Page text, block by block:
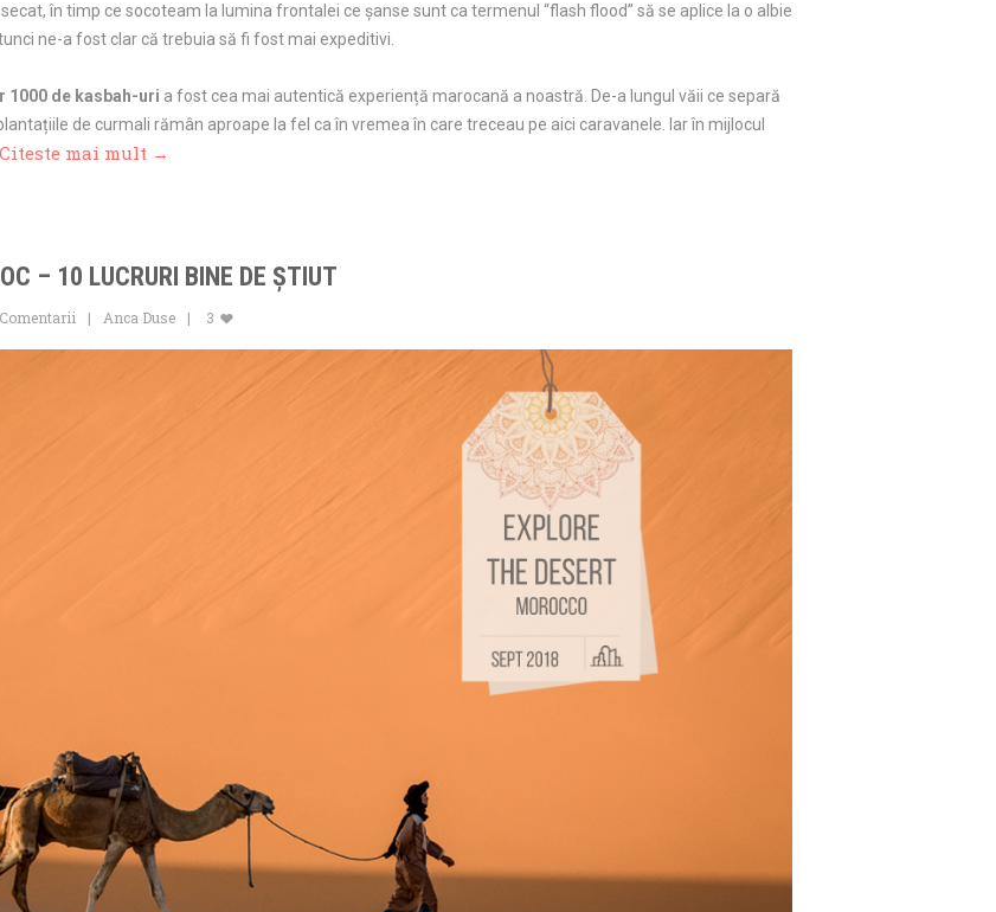
în timp ce socoteam la lumina frontalei ce șanse sunt ca termenul “flash flood” să se aplice la o albie
ne-a fost clar că trebuia să fi fost mai expeditivi.
1000 de kasbah-uri a fost cea mai autentică experiență marocană a noastră. De-a lungul văii ce separă
de curmali rămân aproape la fel ca în vremea în care treceau pe aici caravanele. Iar în mijlocul
Citeste mai mult →
– 10 LUCRURI BINE DE ȘTIUT
Anca Duse 3